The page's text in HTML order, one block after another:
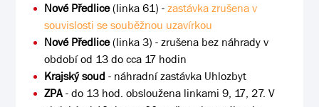
Nové Předlice(linka 61) -zastávka zrušena v
souvislosti se souběžnou uzavírkou
Nové Předlice(linka 3) - zrušena bez náhrady v
období od 13 do cca 17 hodin
Krajský soud - náhradní zastávka Uhlozbyt
ZPA- do 13 hod. obsloužena linkami 9, 17, 27. V